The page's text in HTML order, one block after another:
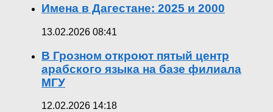
Имена в Дагестане: 2025 и 2000
13.02.2026 08:41
В Грозном откроют пятый центр
арабского языка на базе филиала
МГУ
12.02.2026 14:18